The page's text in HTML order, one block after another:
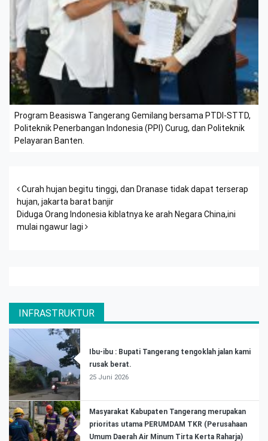
Program Beasiswa Tangerang Gemilang bersama PTDI-STTD,
Politeknik Penerbangan Indonesia (PPI) Curug, dan Politeknik
Pelayaran Banten.
Post navigation
Curah hujan begitu tinggi, dan Dranase tidak dapat terserap
hujan, jakarta barat banjir
Diduga Orang Indonesia kiblatnya ke arah Negara China,ini
mulai ngawur lagi
INFRASTRUKTUR
Ibu-ibu : Bupati Tangerang tengoklah jalan kami
rusak berat.
25 Juni 2026
Masyarakat Kabupaten Tangerang merupakan
prioritas utama PERUMDAM TKR (Perusahaan
Umum Daerah Air Minum Tirta Kerta Raharja)